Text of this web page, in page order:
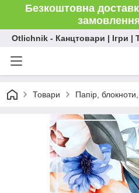
Безкоштовна
Otlichnik - Канцтовари | Ігри |
Товари Папір,